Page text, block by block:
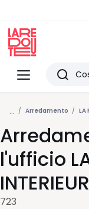
Menu
Redoute
Ultimi
visti
... Arredamento LA
l'ufficio
723